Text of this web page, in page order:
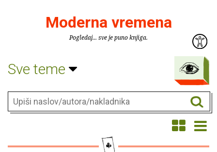
Moderna vremena
Pogledaj... sve je puno knjiga.
Sve teme